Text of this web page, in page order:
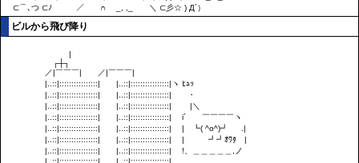
ビルから飛び降り